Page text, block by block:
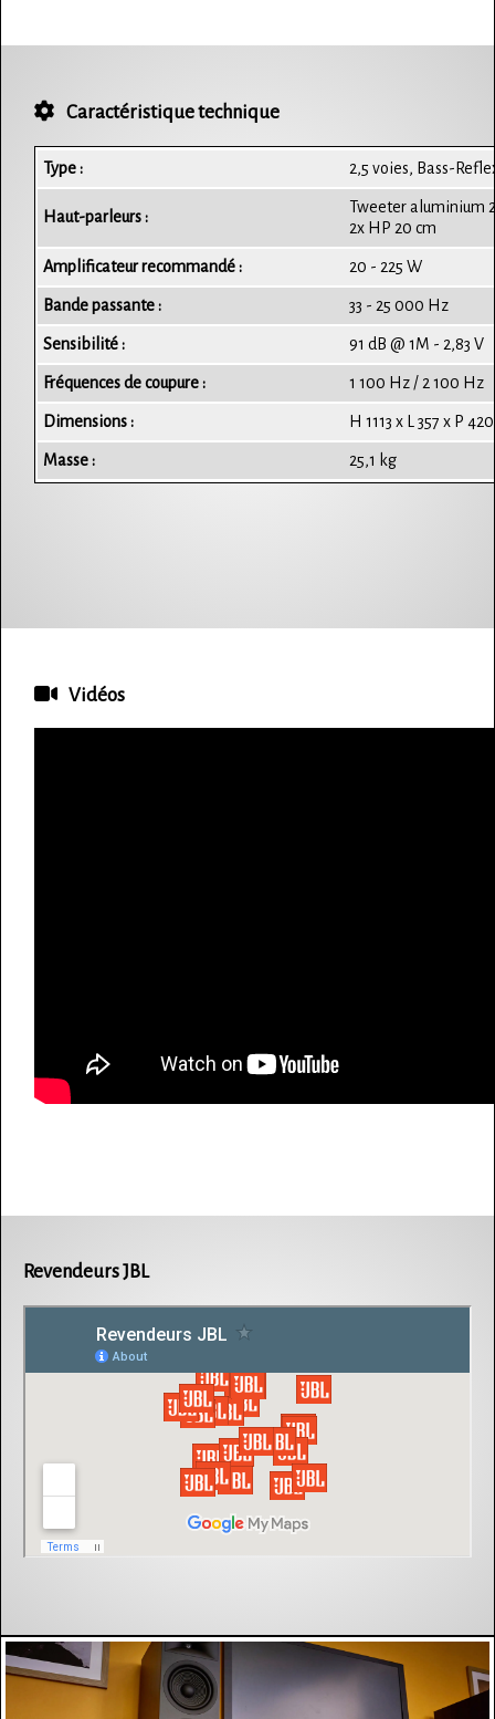
Caractéristique technique
Type : 2,5 voies, Bass-
Haut-parleurs :
Tweeter aluminium
2x HP 20 cm
Amplificateur recommandé : 20 - 225 W
Bande passante : 33 - 25 000 Hz
Sensibilité : 91 dB @ 1M - 2,83 V
Fréquences de coupure : 1 100 Hz / 2 100 Hz
Dimensions : H 1113 x L 357 x P
Masse : 25,1 kg
Vidéos
Revendeurs JBL